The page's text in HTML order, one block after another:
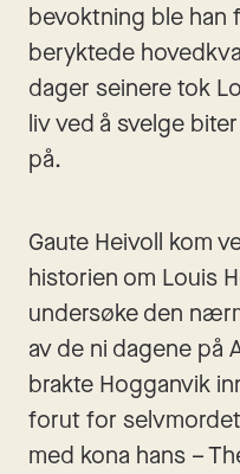
bevoktning ble han
beryktede
dager seinere tok
liv ved å svelge
på.
Gaute Heivoll kom
historien om Louis
undersøke den
av de ni dagene på
brakte Hogganvik
forut for
med kona hans –